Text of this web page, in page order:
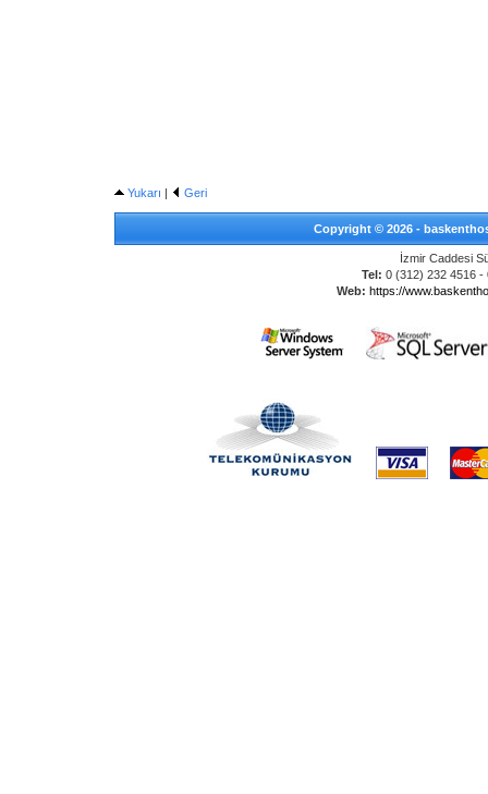
Yukarı | Geri
Copyright © 2026 -
İzmir Caddesi
Tel: 0 (312) 232 4516
Web: https://